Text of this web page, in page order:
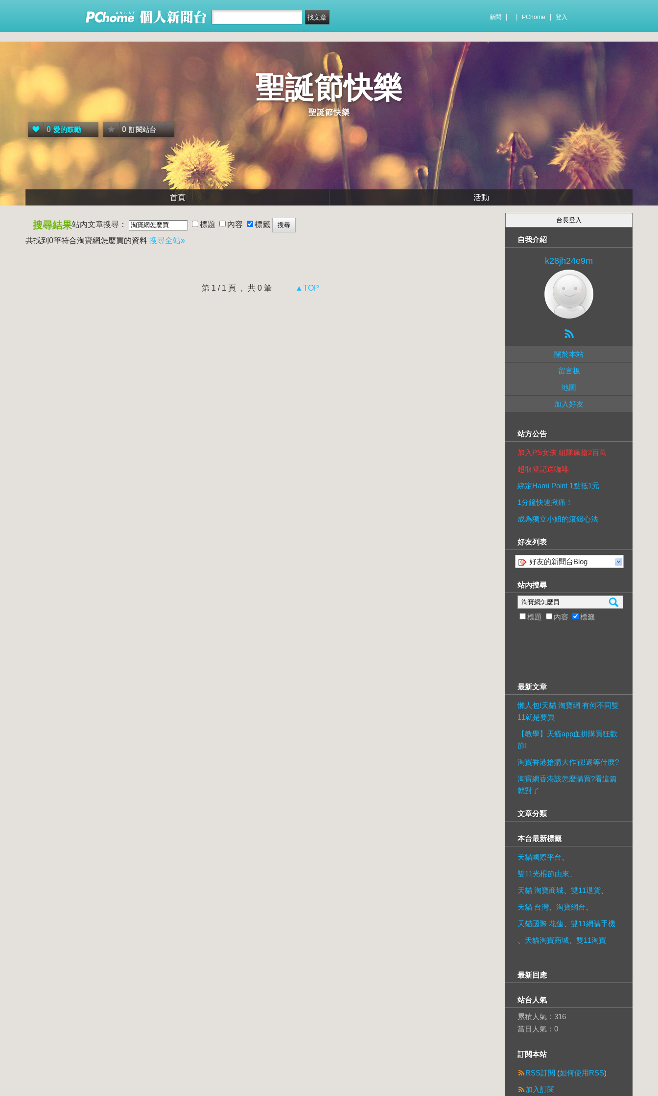
新聞 PChome 登入
聖誕節快樂
聖誕節快樂
0 愛的鼓勵 0 訂閱站台
首頁 活動
搜尋結果站內文章搜尋： 標題 內容
標籤
共找到0筆符合淘寶網怎麼買的資料 搜尋全站»
第 1 / 1 頁 ， 共 0 筆 ▲TOP
自我介紹
k28jh24e9m
關於本站
留言板
地圖
加入好友
站方公告
加入PS女孩 組隊瘋搶2百萬
超取登記送咖啡
綁定Hami Point 1點抵1元
1分鐘快速揪痛！
成為獨立小姐的滾錢心法
好友列表
好友的新聞台Blog
站內搜尋
標題 內容 標籤
最新文章
懶人包!天貓 淘寶網 有何不同雙
11就是要買
【教學】天貓app血拼購買狂歡
節!
淘寶香港搶購大作戰!還等什麼?
淘寶網香港該怎麼購買?看這篇
就對了
文章分類
本台最新標籤
天貓國際平台
雙11光棍節由來
天貓 淘寶商城
雙11退貨
天貓 台灣
淘寶網台
天貓國際 花蓮
雙11網購手機
天貓淘寶商城 雙11淘寶
最新回應
站台人氣
累積人氣： 316
當日人氣： 0
訂閱本站
RSS訂閱 (如何使用RSS)
加入訂閱